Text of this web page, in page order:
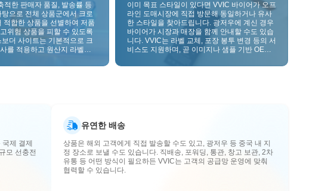
적한 판매자 품질, 발송률 등
으로 전체 상품군에서 크로
적합한 상품을 선별하여 저품
위험 상품을 피할 수 있도록
더 사이트는 기본적으로 크
를 적용하고 원산지 라벨을
이미 목표 스타일이 있다면 VVIC 바이어가 오프
라인 도매시장에 직접 방문해 동일하거나 유사
한 스타일을 찾아드립니다. 광저우에 계신 경우
바이어가 시장과 매장을 함께 안내할 수도 있습
니다. VVIC는 라벨 교체, 포장 봉투 변경 등의 서
비스도 지원하며, 곧 이미지나 샘플 기반 OEM
를 비즈니스에 더 잘 맞는 공급망 역량으로 전환
제 결제
모 선충전
유연한 배송
상품은 해외 고객에게 직접 발송할 수도 있고, 광저우 등 중국 내 지
정 장소로 보낼 수도 있습니다. 직배송, 포워딩, 통관, 창고 보관, 2차
유통 등 어떤 방식이 필요하든 VVIC는 고객의 공급망 운영에 맞춰
협력할 수 있습니다.